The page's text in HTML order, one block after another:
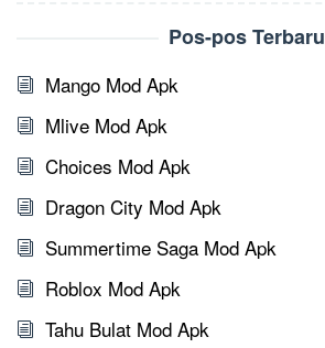
Pos-pos Terbaru
Mango Mod Apk
Mlive Mod Apk
Choices Mod Apk
Dragon City Mod Apk
Summertime Saga Mod Apk
Roblox Mod Apk
Tahu Bulat Mod Apk